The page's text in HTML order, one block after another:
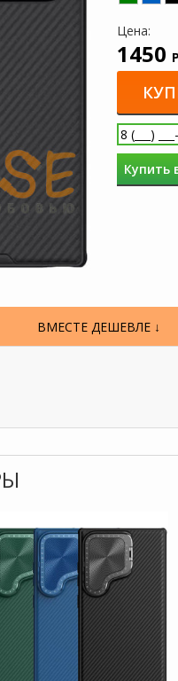
Цена:
1450
Купить
ВМЕСТЕ ДЕШЕВЛЕ ↓